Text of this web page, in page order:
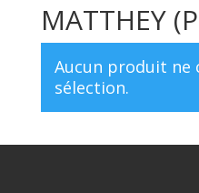
MATTHEY
Aucun produit ne
sélection.